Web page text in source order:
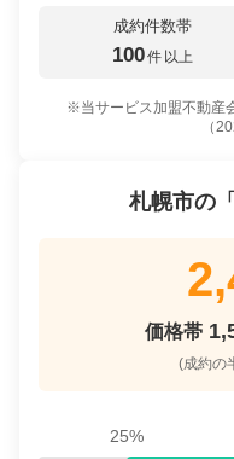
成約件数帯
100件 以上
※当サービス加盟不動産
（
札幌市の「
価格帯
(成約の
25%